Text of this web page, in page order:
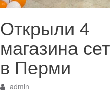
Открыли 4
магазина
в Перми
admin